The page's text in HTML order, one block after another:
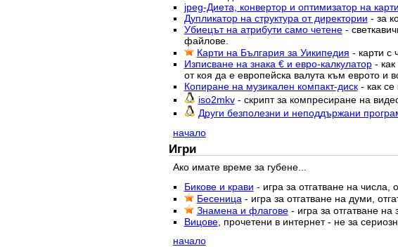
jpeg-Диета, конвертор и оптимизатор на
Дупликатор на структура от директории - за
Убиецът на атрибути само четене-
файлове.
Карти на България за Уикипедия - карти с
Изписване на знака € и евро-калкулатор- как
от коя да е европейска валута към еврото и
Копиране на музикален компакт-диск- как се
iso2mkv- скрипт за компресиране на
Други безполезни и неподдържани
начало
Игри
Ако имате време за губене...
Бикове и крави - игра за отгатване на числа,
Бесеница - игра за отгатване на думи,
Знамена и флагове- игра за отгатване
Вицове, прочетени в интернет - не за
начало